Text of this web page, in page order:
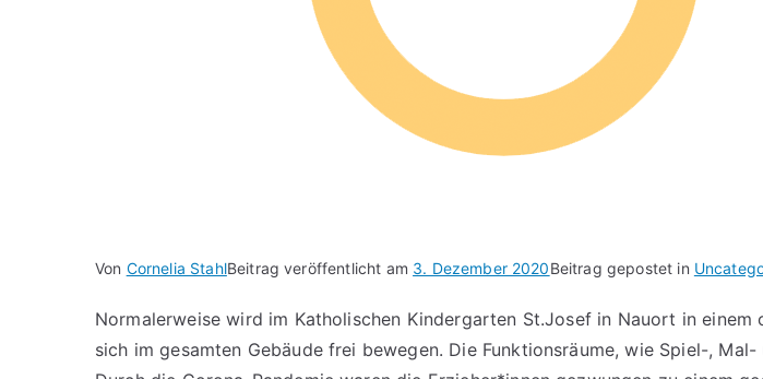
Von Cornelia StahlBeitrag veröffentlicht am 3. Dezember 2020Beitrag gepostet in
Normalerweise wird im Katholischen Kindergarten St.Josef in Nauort in
sich im gesamten Gebäude frei bewegen. Die Funktionsräume, wie Spiel-,